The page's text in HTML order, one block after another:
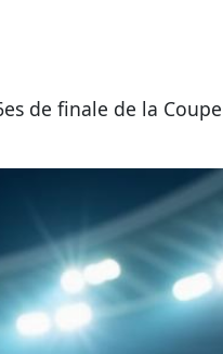
de finale de la